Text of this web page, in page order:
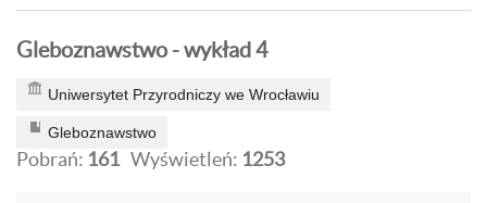
Gleboznawstwo - wykład 4
Uniwersytet Przyrodniczy we Wrocławiu
Gleboznawstwo
Pobrań: 161 Wyświetleń: 1253